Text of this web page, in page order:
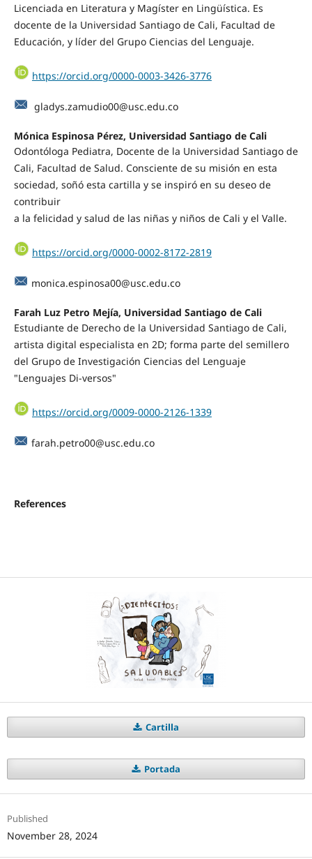
Licenciada en Literatura y Magíster en Lingüística. Es
docente de la Universidad Santiago de Cali, Facultad de
Educación, y líder del Grupo Ciencias del Lenguaje.
https://orcid.org/0000-0003-3426-3776
gladys.zamudio00@usc.edu.co
Mónica Espinosa Pérez, Universidad Santiago de Cali
Odontóloga Pediatra, Docente de la Universidad Santiago de
Cali, Facultad de Salud. Consciente de su misión en esta
sociedad, soñó esta cartilla y se inspiró en su deseo de
contribuir
a la felicidad y salud de las niñas y niños de Cali y el Valle.
https://orcid.org/0000-0002-8172-2819
monica.espinosa00@usc.edu.co
Farah Luz Petro Mejía, Universidad Santiago de Cali
Estudiante de Derecho de la Universidad Santiago de Cali,
artista digital especialista en 2D; forma parte del semillero
del Grupo de Investigación Ciencias del Lenguaje
"Lenguajes Di-versos"
https://orcid.org/0009-0000-2126-1339
farah.petro00@usc.edu.co
References
Cartilla
Portada
Published
November 28, 2024